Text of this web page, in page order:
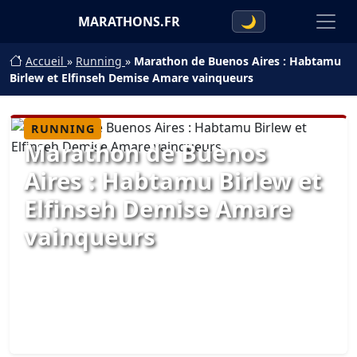
MARATHONS.FR 🌙
Accueil » Running » Marathon de Buenos Aires : Habtamu
Birlew et Elfinseh Demise Amare vainqueurs
RUNNING
Marathon de Buenos
Aires : Habtamu Birlew et
Elfinseh Demise Amare
vainqueurs